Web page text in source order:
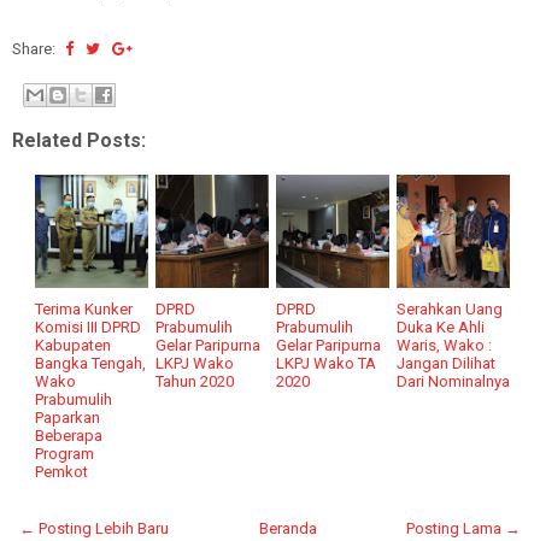
Share:
Related Posts:
Terima Kunker
Komisi III DPRD
Kabupaten
Bangka Tengah,
Wako
Prabumulih
Paparkan
Beberapa
Program
Pemkot
DPRD
Prabumulih
Gelar Paripurna
LKPJ Wako
Tahun 2020
DPRD
Prabumulih
Gelar Paripurna
LKPJ Wako TA
2020
Serahkan Uang
Duka Ke Ahli
Waris, Wako :
Jangan Dilihat
Dari Nominalnya
← Posting Lebih Baru Posting Lama →
Beranda